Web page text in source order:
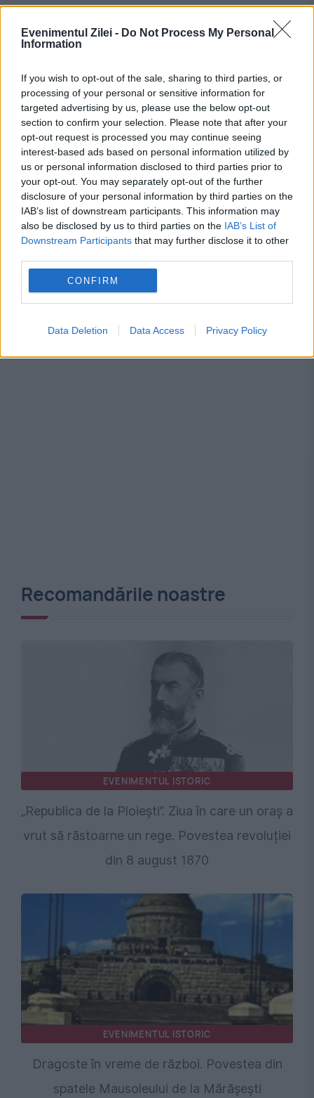
Evenimentul Zilei - Do Not Process My Personal
Information
If you wish to opt-out of the sale, sharing to third parties, or
processing of your personal or sensitive information for
targeted advertising by us, please use the below opt-out
section to confirm your selection. Please note that after your
opt-out request is processed you may continue seeing
interest-based ads based on personal information utilized by
us or personal information disclosed to third parties prior to
your opt-out. You may separately opt-out of the further
disclosure of your personal information by third parties on the
IAB’s list of downstream participants. This information may
also be disclosed by us to third parties on the IAB’s List of
Downstream Participants that may further disclose it to other
CONFIRM
Data Deletion Data Access Privacy Policy
Românii care au muncit peste 25 de ani
pot primi mai mulți bani la pensie. Cum
funcționează calculul ascuns în puncte
România, în pericol de blackout? Expert
în energie: „Trebuie să accelerăm cât se
poate de repede acele investiții”
Academia Română divizia dumitrache
margareta
Recomandările noastre
EVENIMENTUL ISTORIC
„Republica de la Ploiești”. Ziua în care un oraș a
vrut să răstoarne un rege. Povestea revoluției
din 8 august 1870
EVENIMENTUL ISTORIC
Dragoste în vreme de război. Povestea din
spatele Mausoleului de la Mărășești